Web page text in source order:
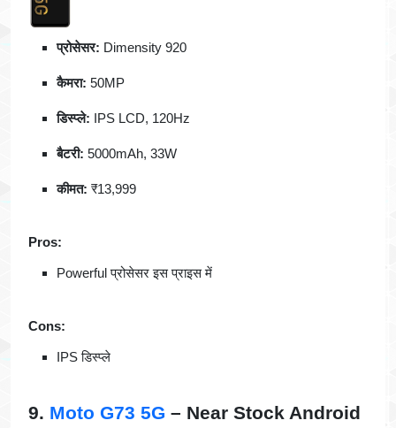
प्रोसेसर: Dimensity 920
कैमरा: 50MP
डिस्प्ले: IPS LCD, 120Hz
बैटरी: 5000mAh, 33W
कीमत: ₹13,999
Pros:
Powerful प्रोसेसर इस प्राइस में
Cons:
IPS डिस्प्ले
9. Moto G73 5G – Near Stock Android